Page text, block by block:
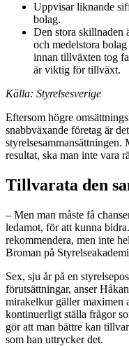
Uppvisar liknande
bolag.
Den stora skillnaden
och medelstora
innan tillväxten tog
är viktig för tillväxt.
Källa: Styrelsesverige
Eftersom högre
snabbväxande företag är
styrelsesammansättningen.
resultat, ska man inte vara
Tillvarata den
– Men man måste få
ledamot, för att kunna
rekommendera, men inte
Broman på
Sex, sju år på en
förutsättningar, anser
mirakelkur gäller maximen
kontinuerligt ställa frågor
gör att man bättre kan
som han uttrycker det.